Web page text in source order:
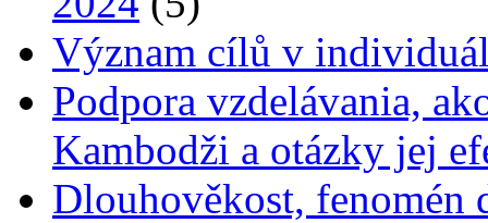
Význam cílů v
Podpora vzdelávania,
Kambodži a otázky jej
Dlouhověkost, fenomén